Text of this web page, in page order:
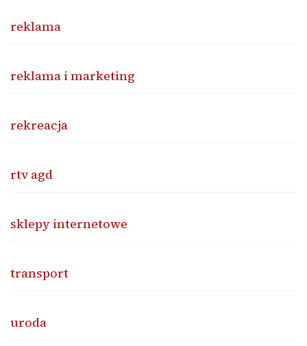
reklama
reklama i marketing
rekreacja
rtv agd
sklepy internetowe
transport
uroda